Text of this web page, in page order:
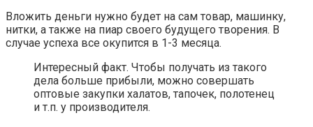
Вложить деньги нужно будет на сам товар, машинку,
нитки, а также на пиар своего будущего творения. В
случае успеха все окупится в 1-3 месяца.
Интересный факт. Чтобы получать из такого
дела больше прибыли, можно совершать
оптовые закупки халатов, тапочек, полотенец
и т.п. у производителя.